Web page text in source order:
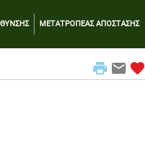
ΜΕΤΑΤΡΟΠΕΑΣ ΑΠΟΣΤΑΣΗΣ
print email favorite